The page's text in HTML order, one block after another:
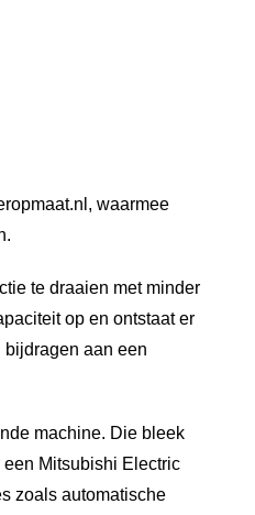
waarmee
te draaien met minder
op en ontstaat er
bijdragen aan een
machine. Die bleek
Mitsubishi Electric
zoals automatische